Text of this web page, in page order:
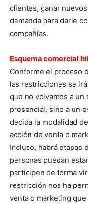
clientes, ganar
demanda para darle
compañías.
Esquema comercial
Conforme el proceso
las restricciones se
que no volvamos a un
presencial, sino a un
decida la modalidad
acción de venta o
Incluso, habrá etapas
personas puedan
participen de forma
restricción nos ha
venta o marketing